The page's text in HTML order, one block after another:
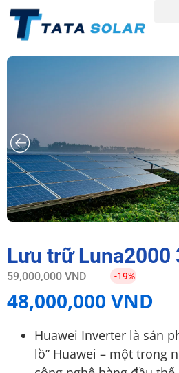
Lưu trữ Luna2000
59,000,000VND
48,000,000 VND
-19%
Huawei Inverter là sản
lồ” Huawei – một trong